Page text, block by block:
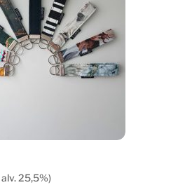
alv. 25,5%)